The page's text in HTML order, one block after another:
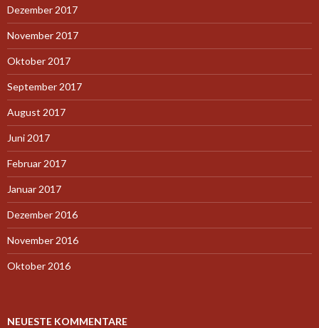
Dezember 2017
November 2017
Oktober 2017
September 2017
August 2017
Juni 2017
Februar 2017
Januar 2017
Dezember 2016
November 2016
Oktober 2016
NEUESTE KOMMENTARE